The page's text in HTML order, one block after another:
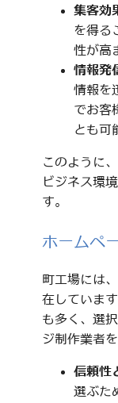
集客効
を得る
性が高
情報発
情報を
でお客
とも可
このように
ビジネス環
す。
ホームペ
町工場には
在していま
も多く、選
ジ制作業者
信頼性
選ぶた